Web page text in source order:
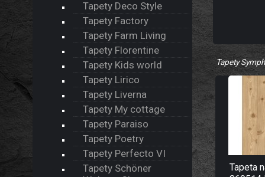
Tapety
Tapeta
Tapety Deco Style
Tapety Factory
Tapety Farm Living
Tapety Florentine
Tapety Kids world
Tapety Lirico
Tapety Liverna
Tapety My cottage
Tapety Paraiso
Tapety Poetry
Tapety Perfecto VI
Tapety Schöner